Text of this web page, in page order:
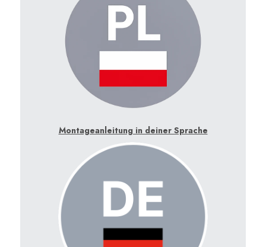
Montageanleitung in deiner Sprache